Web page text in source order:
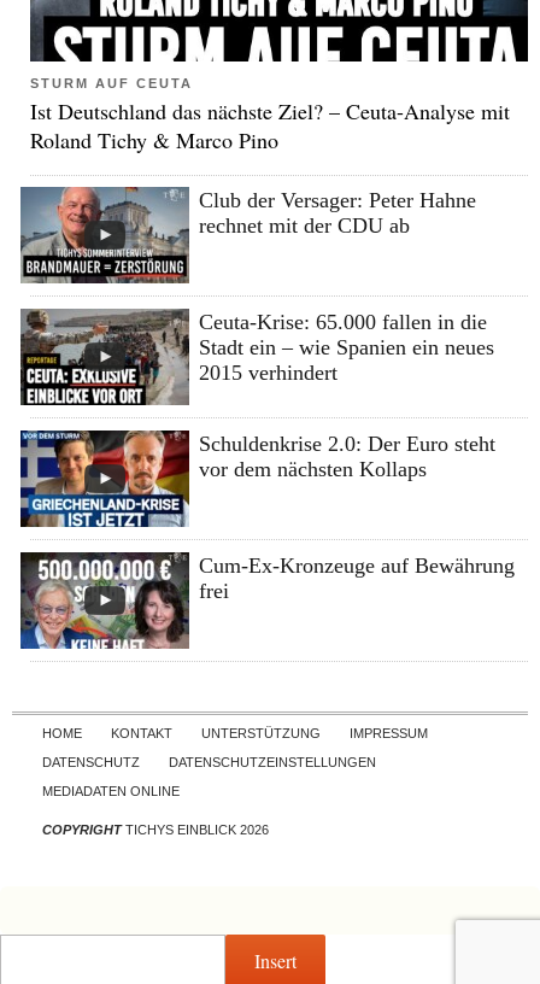
STURM AUF CEUTA
Ist Deutschland das nächste Ziel? – Ceuta-Analyse mit
Roland Tichy & Marco Pino
Club der Versager: Peter Hahne
rechnet mit der CDU ab
Ceuta-Krise: 65.000 fallen in die
Stadt ein – wie Spanien ein neues
2015 verhindert
Schuldenkrise 2.0: Der Euro steht
vor dem nächsten Kollaps
Cum-Ex-Kronzeuge auf Bewährung
frei
Skip to content
HOME KONTAKT UNTERSTÜTZUNG
IMPRESSUM
DATENSCHUTZ
DATENSCHUTZEINSTELLUNGEN
MEDIADATEN ONLINE
COPYRIGHTTICHYS EINBLICK 2026
Insert